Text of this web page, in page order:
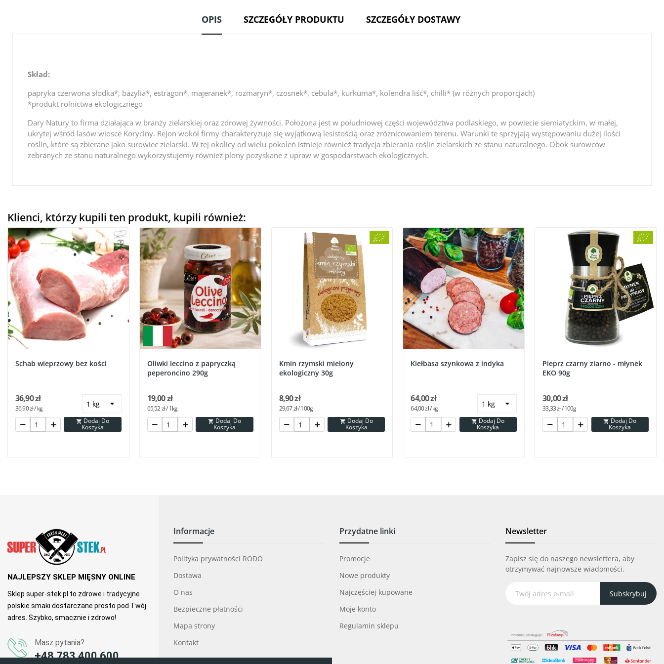
OPIS SZCZEGÓŁY PRODUKTU SZCZEGÓŁY DOSTAWY
Skład:
papryka czerwona słodka*, bazylia*, estragon*, majeranek*, rozmaryn*, czosnek*, cebula*, kurkuma*, kolendra liść*, chilli* (w różnych proporcjach)
*produkt rolnictwa ekologicznego
Dary Natury to firma działająca w branży zielarskiej oraz zdrowej żywności. Położona jest w południowej części województwa podlaskiego, w powiecie siemiatyckim, w małej,
ukrytej wśród lasów wiosce Koryciny. Rejon wokół firmy charakteryzuje się wyjątkową lesistością oraz zróżnicowaniem terenu. Warunki te sprzyjają występowaniu dużej ilości
roślin, które są zbierane jako surowiec zielarski. W tej okolicy od wielu pokoleń istnieje również tradycja zbierania roślin zielarskich ze stanu naturalnego. Obok surowców
zebranych ze stanu naturalnego wykorzystujemy również plony pozyskane z upraw w gospodarstwach ekologicznych.
Klienci, którzy kupili ten produkt, kupili również:
Schab wieprzowy bez kości

Koszyka
36,90 zł
36,90 zł / kg
Oliwki leccino z papryczką
peperoncino 290g

Koszyka
19,00 zł
65,52 zł / 1kg
Kmin rzymski mielony
ekologiczny 30g

Koszyka
8,90 zł
29,67 zł / 100g
Kiełbasa szynkowa z indyka

Koszyka
64,00 zł
64,00 zł / kg
Pieprz czarny ziarno - młynek
EKO 90g

Koszyka
30,00 zł
33,33 zł / 100g
NAJLEPSZY SKLEP MIĘSNY ONLINE
Sklep super-stek.pl to zdrowe i tradycyjne
polskie smaki dostarczane prosto pod Twój
adres. Szybko, smacznie i zdrowo!
Masz pytania?
+48 783 400 600
Informacje
Polityka prywatności RODO
Dostawa
O nas
Bezpieczne płatności
Mapa strony
Kontakt
Przydatne linki
Promocje
Nowe produkty
Najczęściej kupowane
Moje konto
Regulamin sklepu
Newsletter
Zapisz się do naszego newslettera, aby
otrzymywać najnowsze wiadomości.
Subskrybuj